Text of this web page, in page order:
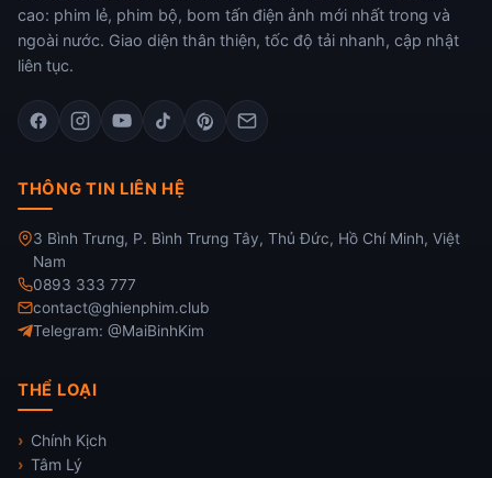
cao: phim lẻ, phim bộ, bom tấn điện ảnh mới nhất trong và
ngoài nước. Giao diện thân thiện, tốc độ tải nhanh, cập nhật
liên tục.
THÔNG TIN LIÊN HỆ
3 Bình Trưng, P. Bình Trưng Tây, Thủ Đức, Hồ Chí Minh, Việt
Nam
0893 333 777
contact@ghienphim.club
Telegram: @MaiBinhKim
THỂ LOẠI
Chính Kịch
Tâm Lý